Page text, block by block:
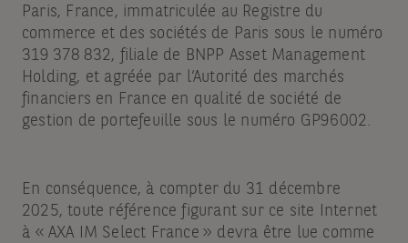
Paris, France, immatriculée au Registre du
commerce et des sociétés de Paris sous le numéro
319 378 832, filiale de BNPP Asset Management
Holding, et agréée par l’Autorité des marchés
financiers en France en qualité de société de
gestion de portefeuille sous le numéro GP96002.
En conséquence, à compter du 31 décembre
2025, toute référence figurant sur ce site Internet
à « AXA IM Select France » devra être lue comme